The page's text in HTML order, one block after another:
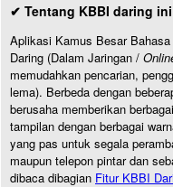
✔ Tentang KBBI daring ini
Aplikasi Kamus Besar
Daring (Dalam Jaringan /
memudahkan pencarian,
lema). Berbeda dengan
berusaha memberikan
tampilan dengan berbagai
yang pas untuk segala
maupun telepon pintar dan
dibaca dibagian Fitur KBBI